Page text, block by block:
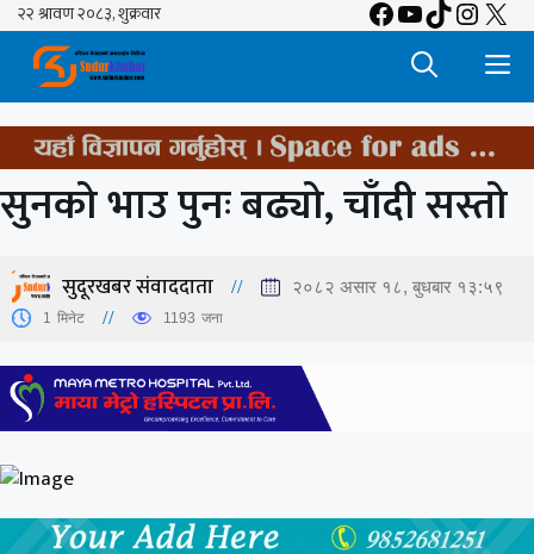
Skip
content
Facebook
YouTube
TikTok
X
सुनको भाउ पुनः बढ्यो, चाँदी सस्तो
सुदूरखबर संवाददाता २०८२ असार १८, बुधबार १३:५९
1 मिनेट 1193 जना